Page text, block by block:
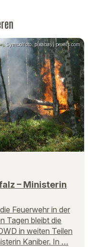
Symbolfoto: pixabay, pexels.com
– Ministerin
Feuerwehr in der
Tagen bleibt die
in weiten Teilen
Kaniber. In …